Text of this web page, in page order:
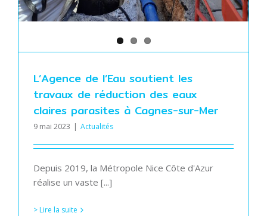
L’Agence de l’Eau soutient les
travaux de réduction des eaux
claires parasites à Cagnes-sur-Mer
9 mai 2023 | Actualités
Depuis 2019, la Métropole Nice Côte d'Azur
réalise un vaste [...]
> Lire la suite